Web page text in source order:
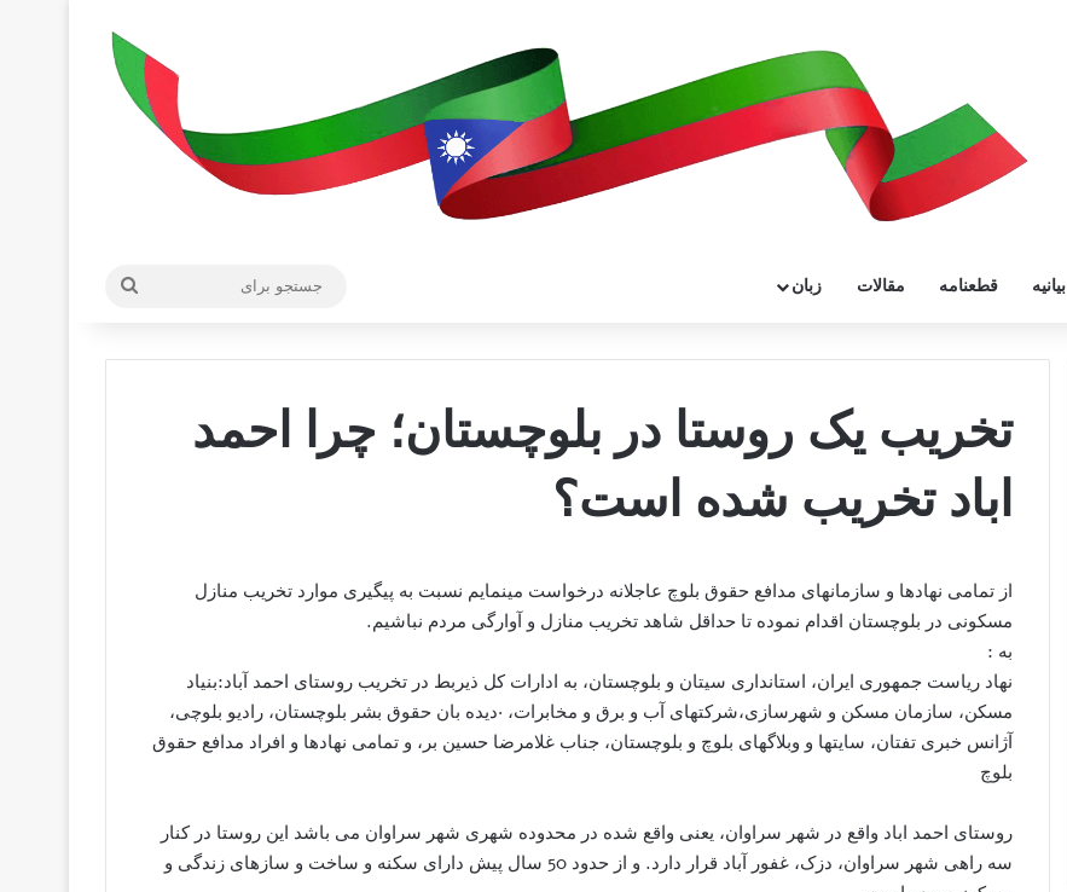
بیانیه قطعنامه مقالات زبان
تخریب یک روستا در بلوچستان؛ چرا احمد
اباد تخریب شده است؟
از تمامی نهادها و سازمانهای مدافع حقوق بلوچ عاجلانه درخواست مینمایم نسبت به پیگیری موارد تخریب منازل
مسکونی در بلوچستان اقدام نموده تا حداقل شاهد تخریب منازل و آوارگی مردم نباشیم.
به :
نهاد ریاست جمهوری ایران، استانداری سیتان و بلوچستان، به ادارات کل ذیربط در تخریب روستای احمد آباد:بنیاد
مسکن، سازمان مسکن و شهرسازی،شرکتهای آب و برق و مخابرات، ·دیده بان حقوق بشر بلوچستان، رادیو بلوچی،
آژانس خبری تفتان، سایتها و وبلاگهای بلوچ و بلوچستان، جناب غلامرضا حسین بر، و تمامی نهادها و افراد مدافع حقوق
بلوچ
روستای احمد اباد واقع در شهر سراوان، یعنی واقع شده در محدوده شهری شهر سراوان می باشد این روستا در کنار
سه راهی شهر سراوان، دزک، غفور آباد قرار دارد. و از حدود 50 سال پیش دارای سکنه و ساخت و سازهای زندگی و